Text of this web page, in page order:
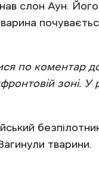
слон Аун.
по коментар
зоні. У
тварини.